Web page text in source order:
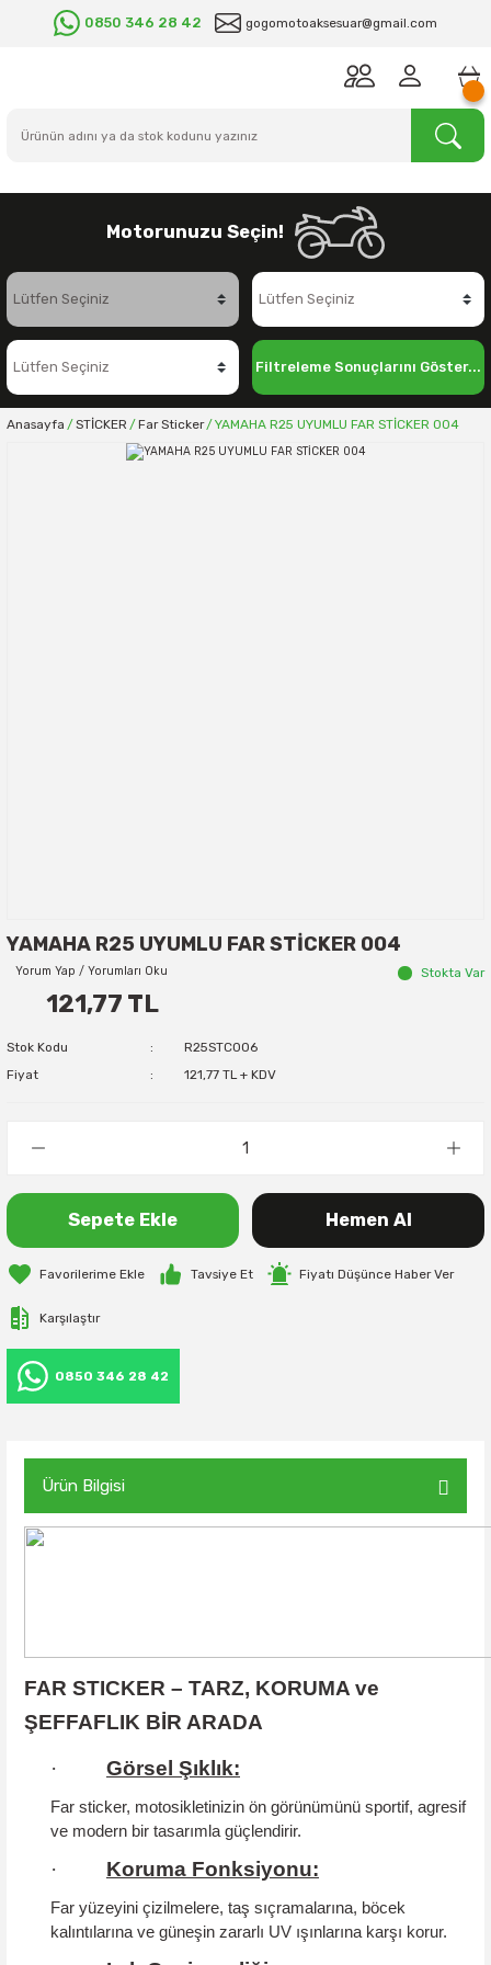
0850 346 28 42 gogomotoaksesuar@gmail.com
Motorunuzu Seçin!
Filtreleme Sonuçlarını Göster...
Anasayfa STİCKER Far Sticker YAMAHA R25 UYUMLU FAR STİCKER 004
YAMAHA R25 UYUMLU FAR STİCKER 004
Yorum Yap / Yorumları Oku Stokta Var
121,77 TL
Stok Kodu
R25STC006
Fiyat
121,77 TL + KDV
Sepete Ekle Hemen Al
Tavsiye Et Fiyatı Düşünce Haber Ver
Karşılaştır
0850 346 28 42
Ürün Bilgisi
FAR STICKER – TARZ, KORUMA ve
ŞEFFAFLIK BİR ARADA
·
Görsel Şıklık:
Far sticker, motosikletinizin ön görünümünü sportif, agresif
ve modern bir tasarımla güçlendirir.
· Koruma Fonksiyonu:
Far yüzeyini çizilmelere, taş sıçramalarına, böcek
kalıntılarına ve güneşin zararlı UV ışınlarına karşı korur.